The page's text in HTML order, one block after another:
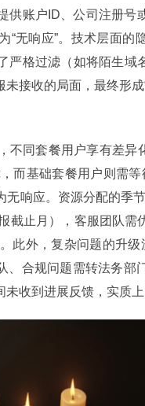
账户ID、公司注册号
无响应”。技术层面的
严格过滤（如将陌生域
接收的局面，最终形成
不同套餐用户享有差
而基础套餐用户则需
响应。资源分配的季
截止月），客服团队
此外，复杂问题的升
、合规问题需转法务部
收到进展反馈，实质上